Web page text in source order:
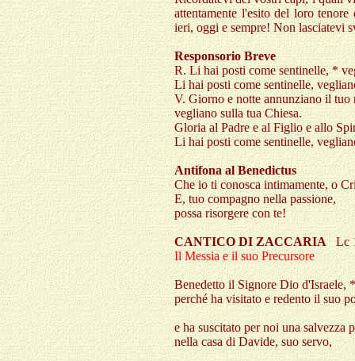
attentamente l'esito del loro
ieri, oggi e sempre! Non lasciatevi
Responsorio Breve
R. Li hai posti come sentinelle, *
Li hai posti come sentinelle,
V. Giorno e notte annunziano il tuo
vegliano sulla tua Chiesa.
Gloria al Padre e al Figlio e allo
Li hai posti come sentinelle,
Antifona al Benedictus
Che io ti conosca intimamente, o
E, tuo compagno nella passione,
possa risorgere con te!
CANTICO DI ZACCARIALc
Il Messia e il suo Precursore
Benedetto il Signore Dio d'Israele, *
perché ha visitato e redento il suo
e ha suscitato per noi una salvezza
nella casa di Davide, suo servo,